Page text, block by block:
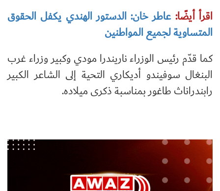
اقرأ أيضًا: عاطر خان: الدستور الهندي يكفل الحقوق
المتساوية لجميع المواطنين
كما قدّم رئيس الوزراء ناريندرا مودي وكبير وزراء غرب
البنغال سوفيندو أديكاري التحية إلى الشاعر الكبير
رابندراناث طاغور بمناسبة ذكرى ميلاده.